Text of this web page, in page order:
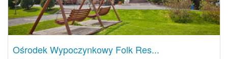
Ośrodek Wypoczynkowy Folk Res...